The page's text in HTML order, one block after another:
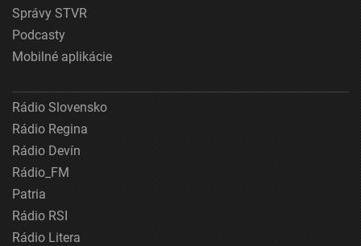
Správy STVR
Podcasty
Mobilné aplikácie
Rádio Slovensko
Rádio Regina
Rádio Devín
Rádio_FM
Patria
Rádio RSI
Rádio Litera